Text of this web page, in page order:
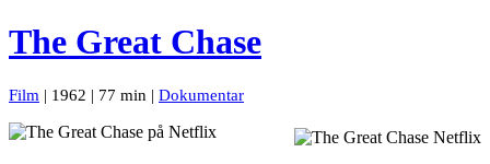
The Great Chase
Film | 1962 | 77 min | Dokumentar